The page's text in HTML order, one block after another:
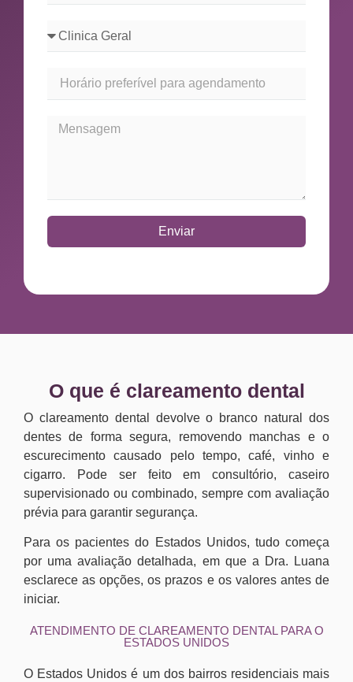
Enviar
O que é clareamento dental
O clareamento dental devolve o branco natural dos
dentes de forma segura, removendo manchas e o
escurecimento causado pelo tempo, café, vinho e
cigarro. Pode ser feito em consultório, caseiro
supervisionado ou combinado, sempre com avaliação
prévia para garantir segurança.
Para os pacientes do Estados Unidos, tudo começa
por uma avaliação detalhada, em que a Dra. Luana
esclarece as opções, os prazos e os valores antes de
iniciar.
ATENDIMENTO DE CLAREAMENTO DENTAL PARA O
ESTADOS UNIDOS
O Estados Unidos é um dos bairros residenciais mais